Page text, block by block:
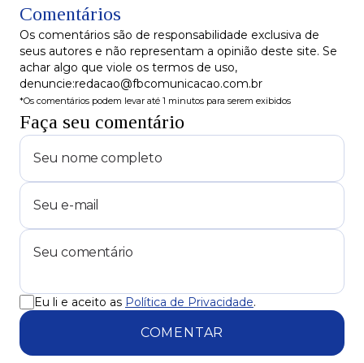
Comentários
Os comentários são de responsabilidade exclusiva de
seus autores e não representam a opinião deste site. Se
achar algo que viole os termos de uso,
denuncie:redacao@fbcomunicacao.com.br
*Os comentários podem levar até 1 minutos para serem exibidos
Faça seu comentário
Eu li e aceito as Política de Privacidade.
COMENTAR